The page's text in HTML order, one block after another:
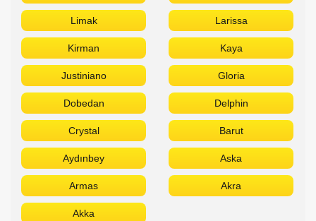
Limak Larissa
Kirman Kaya
Justiniano Gloria
Dobedan Delphin
Crystal Barut
Aydınbey Aska
Armas Akra
Akka